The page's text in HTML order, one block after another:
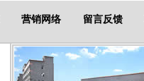
营销网络 留言反馈